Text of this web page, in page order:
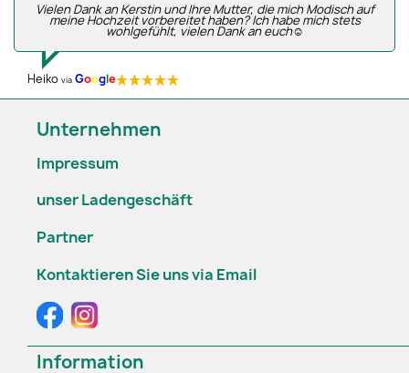
Vielen Dank an Kerstin und Ihre Mutter, die mich Modisch auf
meine Hochzeit vorbereitet haben? Ich habe mich stets
wohlgefühlt, vielen Dank an euch☺️
Heiko via Google
Unternehmen
Impressum
unser Ladengeschäft
Partner
Kontaktieren Sie uns via Email
Information